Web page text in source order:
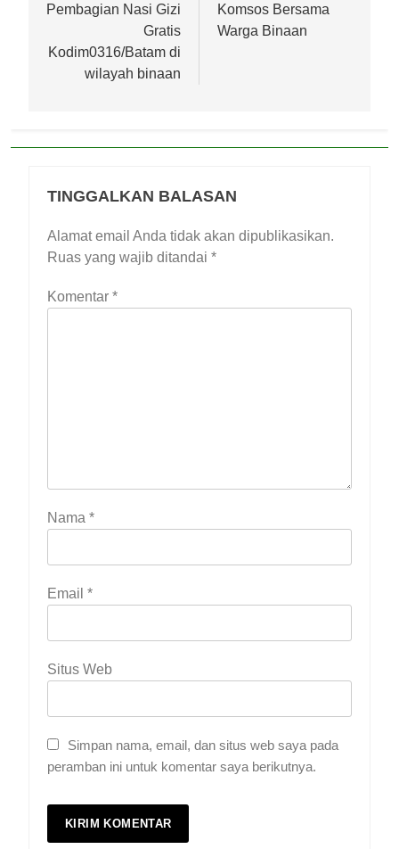
Pembagian Nasi Gizi
Gratis
Kodim0316/Batam di
wilayah binaan
Komsos Bersama
Warga Binaan
TINGGALKAN BALASAN
Alamat email Anda tidak akan dipublikasikan.
Ruas yang wajib ditandai *
Komentar *
Nama *
Email *
Situs Web
Simpan nama, email, dan situs web saya pada
peramban ini untuk komentar saya berikutnya.